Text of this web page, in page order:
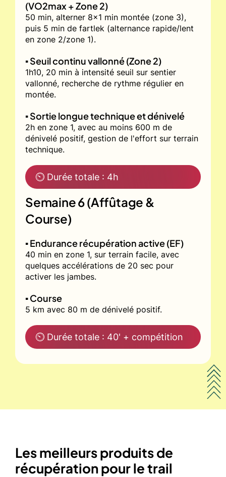
(VO2max + Zone 2)
50 min, alterner 8x1 min montée (zone 3),
puis 5 min de fartlek (alternance rapide/lent
en zone 2/zone 1).
▪️ Seuil continu vallonné (Zone 2)
1h10, 20 min à intensité seuil sur sentier
vallonné, recherche de rythme régulier en
montée.
▪️ Sortie longue technique et dénivelé
2h en zone 1, avec au moins 600 m de
dénivelé positif, gestion de l'effort sur terrain
technique.
⏲ Durée totale : 4h
Semaine 6 (Affûtage &
Course)
▪️ Endurance récupération active (EF)
40 min en zone 1, sur terrain facile, avec
quelques accélérations de 20 sec pour
activer les jambes.
▪️ Course
5 km avec 80 m de dénivelé positif.
⏲ Durée totale : 40' + compétition
Les meilleurs produits de
récupération pour le trail